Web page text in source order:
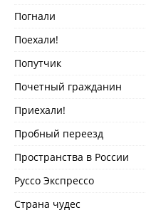
Погнали
Поехали!
Попутчик
Почетный гражданин
Приехали!
Пробный переезд
Пространства в России
Руссо Экспрессо
Страна чудес